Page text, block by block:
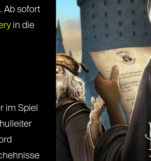
Ab sofort
in die
im Spiel